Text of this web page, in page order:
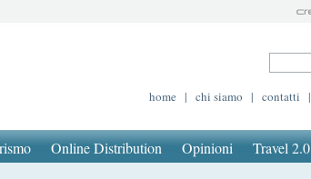
home | chi siamo | contatti |
Online Distribution Opinioni Travel 2.0